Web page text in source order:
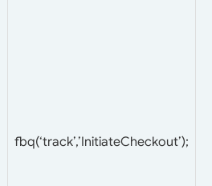
fbq(‘track’,’InitiateCheckout’);